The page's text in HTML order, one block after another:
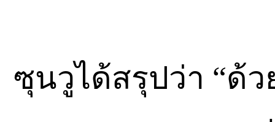
ซุนวูได้สรุปว่า “ด้ว